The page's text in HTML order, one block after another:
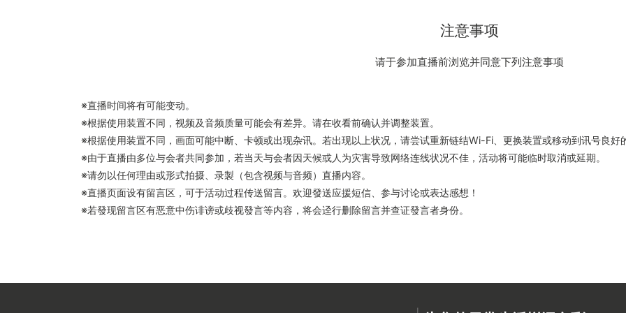
注意事项
请于参加直播前浏览并同意下列注意事项
※直播时间将有可能变动。
※根据使用装置不同，视频及音频质量可能会有差异。请在收看前确认并调整装置。
※根据使用装置不同，画面可能中断、卡顿或出现杂讯。若出现以上状况，请尝试重新链结Wi-Fi、更换装置或移动到讯号良好
※由于直播由多位与会者共同参加，若当天与会者因天候或人为灾害导致网络连线状况不佳，活动将可能临时取消或延期。
※请勿以任何理由或形式拍摄、录製（包含视频与音频）直播内容。
※直播页面设有留言区，可于活动过程传送留言。欢迎發送应援短信、参与讨论或表达感想！
※若發现留言区有恶意中伤诽谤或歧视發言等内容，将会迳行删除留言并查证發言者身份。